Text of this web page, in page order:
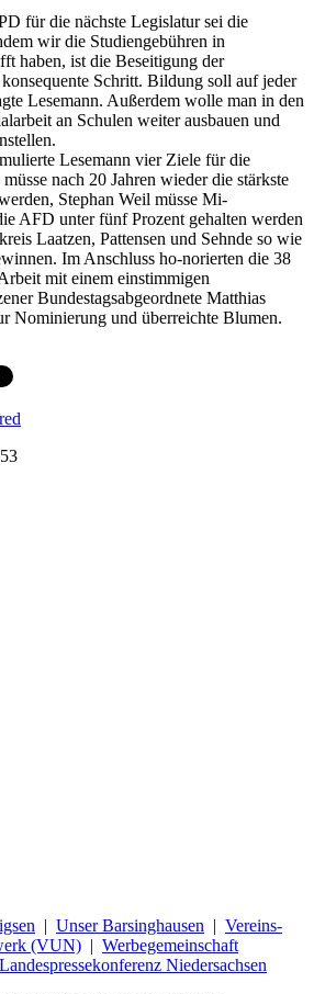
für die nächste Legislatur sei die
wir die Studiengebühren in
haben, ist die Beseitigung der
Schritt. Bildung soll auf jeder
Lesemann. Außerdem wolle man in den
an Schulen weiter ausbauen und
Lesemann vier Ziele für die
nach 20 Jahren wieder die stärkste
Stephan Weil müsse Mi-
AFD unter fünf Prozent gehalten werden
Laatzen, Pattensen und Sehnde so wie
Im Anschluss ho-norierten die 38
mit einem einstimmigen
Bundestagsabgeordnete Matthias
Nominierung und überreichte Blumen.
| Unser Barsinghausen | Vereins-
(VUN) | Werbegemeinschaft
Landespressekonferenz Niedersachsen